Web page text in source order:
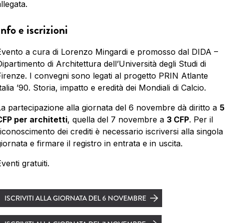
e iscrizioni
a cura di Lorenzo Mingardi e promosso dal DIDA –
di Architettura dell’Università degli Studi di
I convegni sono legati al progetto PRIN Atlante
’90. Storia, impatto e eredità dei Mondiali di Calcio.
partecipazione alla giornata del 6 novembre dà diritto a 5
per architetti, quella del 7 novembre a 3 CFP. Per il
dei crediti è necessario iscriversi alla singola
e firmare il registro in entrata e in uscita.
gratuiti.
ISCRIVITI ALLA GIORNATA DEL 6 NOVEMBRE